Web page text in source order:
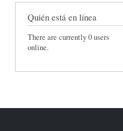
Quién está en línea
There are currently 0 users
online.